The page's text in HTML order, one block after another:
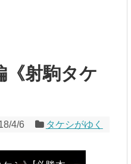
《射駒タケ
4/6 タケシがゆく